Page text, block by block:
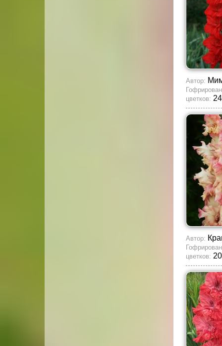
Автор:
цветков:
Автор:
цветков: